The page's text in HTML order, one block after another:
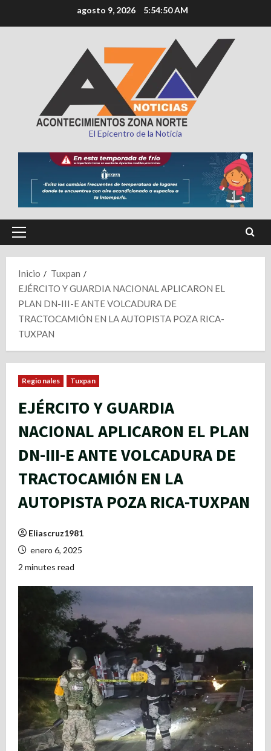
al
agosto 9, 2026 5:54:52 AM
El Epicentro de la Noticia
Menú
Inicio
Tuxpan
EJÉRCITO Y GUARDIA NACIONAL APLICARON EL
PLAN DN-III-E ANTE VOLCADURA DE
TRACTOCAMIÓN EN LA AUTOPISTA POZA RICA-
TUXPAN
Regionales Tuxpan
EJÉRCITO Y GUARDIA
NACIONAL APLICARON EL PLAN
DN-III-E ANTE VOLCADURA DE
TRACTOCAMIÓN EN LA
AUTOPISTA POZA RICA-TUXPAN
Eliascruz1981
enero 6, 2025
2 minutes read